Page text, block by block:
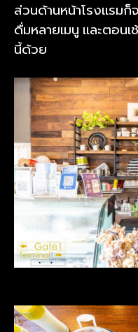
ส่วนด้านหน้าโรงแรมก็
ดื่มหลายเมนู และตอนเ
นี้ด้วย